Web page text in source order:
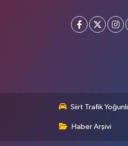
Siirt Trafik
Haber Arşivi